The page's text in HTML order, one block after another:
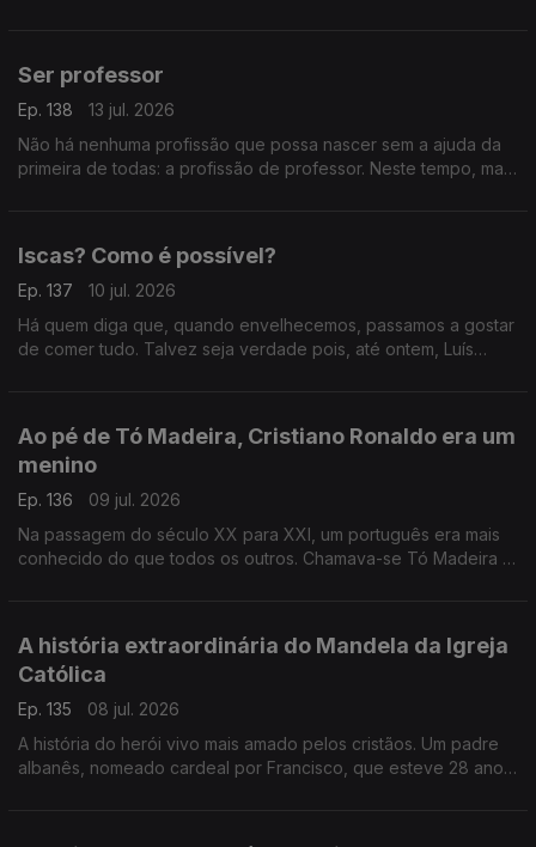
Ser professor
Ep. 138
13 jul. 2026
Não há nenhuma profissão que possa nascer sem a ajuda da
primeira de todas: a profissão de professor. Neste tempo, mais
Iscas? Como é possível?
Ep. 137
10 jul. 2026
Há quem diga que, quando envelhecemos, passamos a gostar
de comer tudo. Talvez seja verdade pois, até ontem, Luís
Ao pé de Tó Madeira, Cristiano Ronaldo era um
menino
Ep. 136
09 jul. 2026
Na passagem do século XX para XXI, um português era mais
conhecido do que todos os outros. Chamava-se Tó Madeira e
A história extraordinária do Mandela da Igreja
Católica
Ep. 135
08 jul. 2026
A história do herói vivo mais amado pelos cristãos. Um padre
albanês, nomeado cardeal por Francisco, que esteve 28 anos